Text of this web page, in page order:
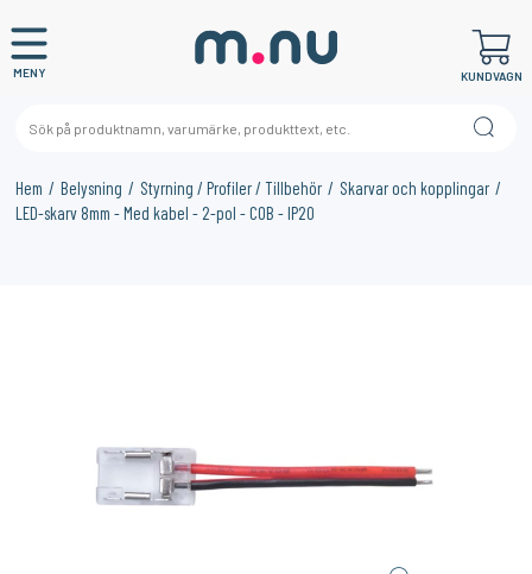
MENY KUNDVAGN
Hem Belysning Styrning / Profiler / Tillbehör
Skarvar och kopplingar
LED-skarv 8mm - Med kabel - 2-pol - COB - IP20